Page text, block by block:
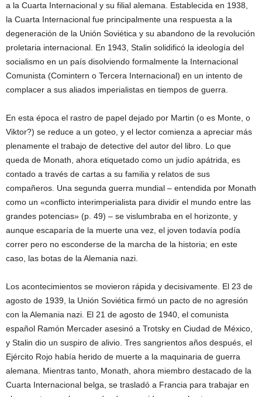
a la Cuarta Internacional y su filial alemana. Establecida en 1938,
la Cuarta Internacional fue principalmente una respuesta a la
degeneración de la Unión Soviética y su abandono de la revolución
proletaria internacional. En 1943, Stalin solidificó la ideología del
socialismo en un país disolviendo formalmente la Internacional
Comunista (Comintern o Tercera Internacional) en un intento de
complacer a sus aliados imperialistas en tiempos de guerra.
En esta época el rastro de papel dejado por Martin (o es Monte, o
Viktor?) se reduce a un goteo, y el lector comienza a apreciar más
plenamente el trabajo de detective del autor del libro. Lo que
queda de Monath, ahora etiquetado como un judío apátrida, es
contado a través de cartas a su familia y relatos de sus
compañeros. Una segunda guerra mundial – entendida por Monath
como un «conflicto interimperialista para dividir el mundo entre las
grandes potencias» (p. 49) – se vislumbraba en el horizonte, y
aunque escaparía de la muerte una vez, el joven todavía podía
correr pero no esconderse de la marcha de la historia; en este
caso, las botas de la Alemania nazi.
Los acontecimientos se movieron rápida y decisivamente. El 23 de
agosto de 1939, la Unión Soviética firmó un pacto de no agresión
con la Alemania nazi. El 21 de agosto de 1940, el comunista
español Ramón Mercader asesinó a Trotsky en Ciudad de México,
y Stalin dio un suspiro de alivio. Tres sangrientos años después, el
Ejército Rojo había herido de muerte a la maquinaria de guerra
alemana. Mientras tanto, Monath, ahora miembro destacado de la
Cuarta Internacional belga, se trasladó a Francia para trabajar en